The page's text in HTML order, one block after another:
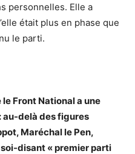
personnelles. Elle a
était plus en phase que
le parti.
le Front National a une
au-delà des figures
Maréchal le Pen,
disant « premier parti